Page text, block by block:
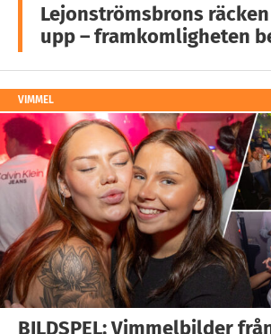
Lejonströmsbrons
upp – framkomligheten
VIMMEL
BILDSPEL: Vimmelbilder